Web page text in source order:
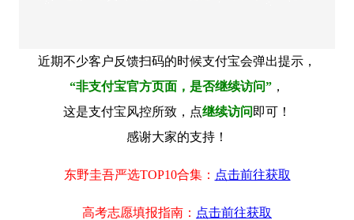
近期不少客户反馈扫码的时候支付宝会弹出提示，
“非支付宝官方页面，是否继续访问” ，
这是支付宝风控所致，点继续访问 即可！
感谢大家的支持！
东野圭吾严选TOP10合集： 点击前往获取
高考志愿填报指南： 点击前往获取